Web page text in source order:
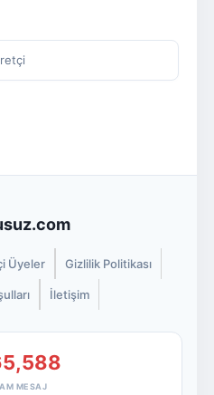
Üyeler Gizlilik Politikası
İletişim
MESAJ